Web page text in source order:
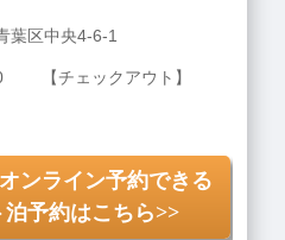
葉区中央4-6-1
【チェックアウト】
ンライン予約できる
予約はこちら>>